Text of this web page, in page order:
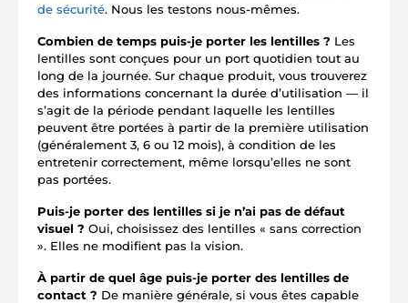
de sécurité. Nous les testons nous-mêmes.
Combien de temps puis-je porter les lentilles ? Les
lentilles sont conçues pour un port quotidien tout au
long de la journée. Sur chaque produit, vous trouverez
des informations concernant la durée d’utilisation — il
s’agit de la période pendant laquelle les lentilles
peuvent être portées à partir de la première utilisation
(généralement 3, 6 ou 12 mois), à condition de les
entretenir correctement, même lorsqu’elles ne sont
pas portées.
Puis-je porter des lentilles si je n’ai pas de défaut
visuel ? Oui, choisissez des lentilles « sans correction
». Elles ne modifient pas la vision.
À partir de quel âge puis-je porter des lentilles de
contact ? De manière générale, si vous êtes capable